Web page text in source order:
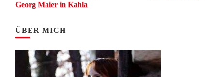
Georg Maier in Kahla
ÜBER MICH